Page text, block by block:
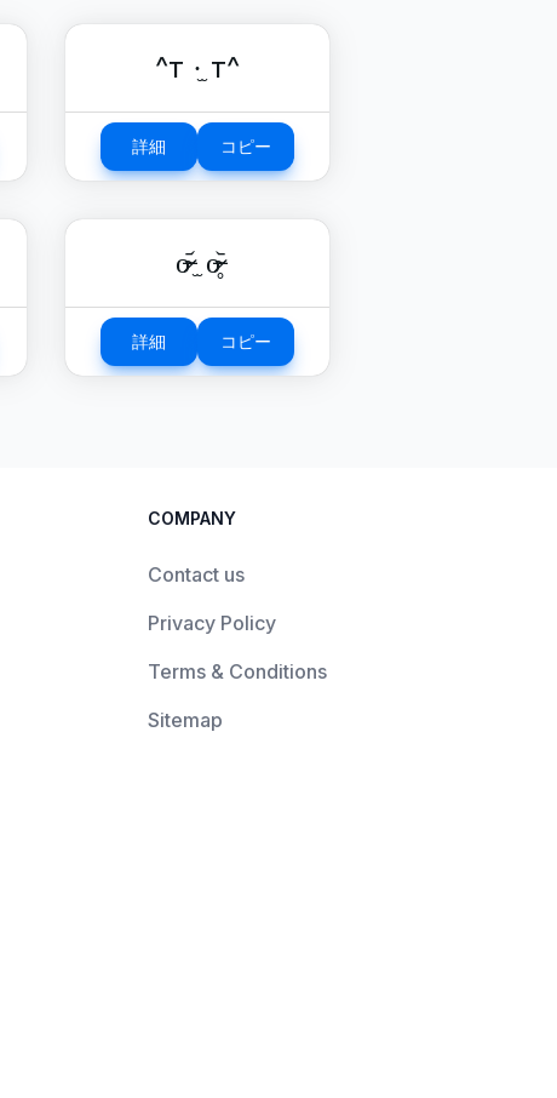
^т ·̫ т^
詳細 コピー
o̴̶̷᷄ ̫ o̴̶̷̥᷅
詳細 コピー
COMPANY
Contact us
Privacy Policy
Terms & Conditions
Sitemap